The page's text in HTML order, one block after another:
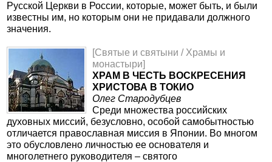
Русской Церкви в России, которые, может быть, и были
известны им, но которым они не придавали должного
значения.
[Святые и святыни / Храмы и
монастыри]
ХРАМ В ЧЕСТЬ ВОСКРЕСЕНИЯ
ХРИСТОВА В ТОКИО
Олег Стародубцев
Среди множества российских
духовных миссий, безусловно, особой самобытностью
отличается православная миссия в Японии. Во многом
это обусловлено личностью ее основателя и
многолетнего руководителя – святого